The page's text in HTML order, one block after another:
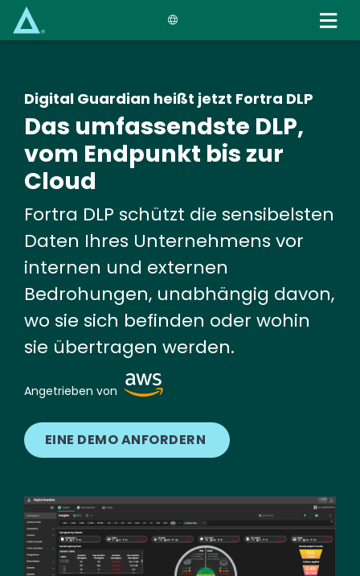
Digital Guardian heißt jetzt Fortra DLP
Das umfassendste DLP,
vom Endpunkt bis zur
Cloud
Fortra DLP schützt die sensibelsten
Daten Ihres Unternehmens vor
internen und externen
Bedrohungen, unabhängig davon,
wo sie sich befinden oder wohin
sie übertragen werden.
Angetrieben von Image
EINE DEMO ANFORDERN
Image